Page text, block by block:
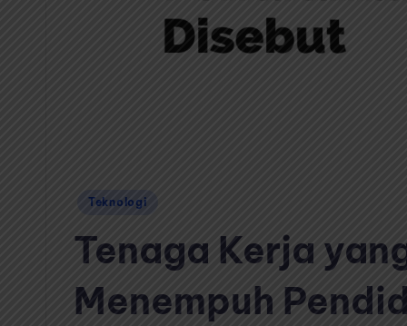
Posted
Teknologi
Tenaga Kerja
Menempuh